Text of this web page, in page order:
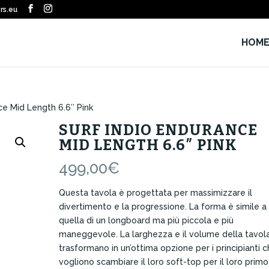
HOME
Mid Length 6.6″ Pink
SURF INDIO ENDURANCE
MID LENGTH 6.6″ PINK
499,00€
Questa tavola è progettata per massimizzare il
divertimento e la progressione. La forma è simile a
quella di un longboard ma più piccola e più
maneggevole. La larghezza e il volume della
trasformano in un’ottima opzione per i principianti
vogliono scambiare il loro soft-top per il loro primo